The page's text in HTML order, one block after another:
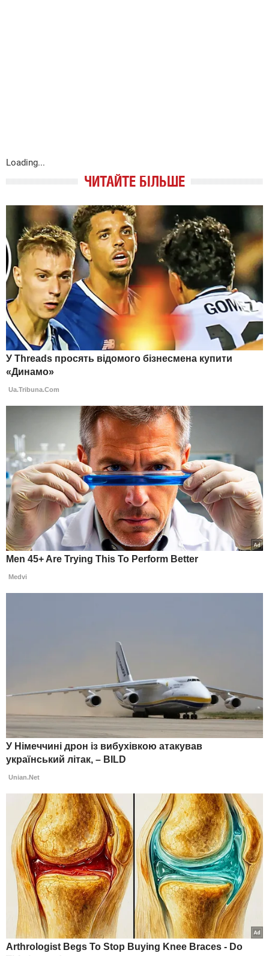
Loading...
ЧИТАЙТЕ БІЛЬШЕ